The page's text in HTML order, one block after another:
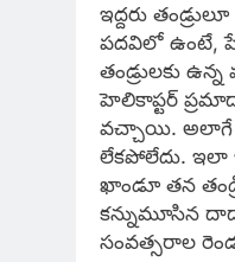
ఇద్దరు
పదవిలో ఉంటే,
తండ్రులకు
హెలికాప్టర్‌
వచ్చాయి. అలాగే
లేకపోలేదు. ఇలా
ఖాండూ తన
కన్నుమూసిన
సంవత్సరాల